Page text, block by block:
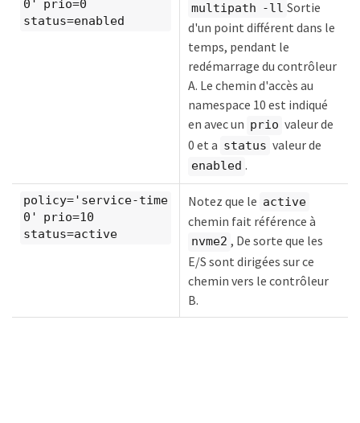
0' prio=0
status=enabled
multipath -ll Sortie
d'un point différent dans le
temps, pendant le
redémarrage du contrôleur
A. Le chemin d'accès au
namespace 10 est indiqué
en avec un prio valeur de
0 et a status valeur de
enabled .
policy='service-time
0' prio=10
status=active
Notez que le active
chemin fait référence à
nvme2 , De sorte que les
E/S sont dirigées sur ce
chemin vers le contrôleur
B.